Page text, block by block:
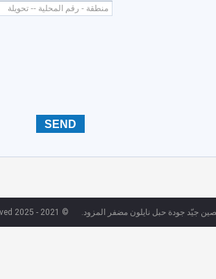
جيّد جودة حبل نايلون مضفر المزود. © 2021 - 2025 T&T outdoor goods Co.,ltd. All Rights Reserved.